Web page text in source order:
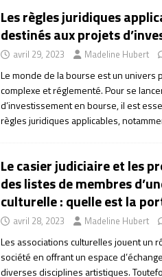
Les règles juridiques
destinés aux projets
avril 29, 2023 Madeline Hubert
Le monde de la bourse est un univers
complexe et réglementé. Pour se
d’investissement en bourse, il est
règles juridiques applicables,
Le casier judiciaire et les
des listes de membres
culturelle : quelle est la
avril 28, 2023 Madeline Hubert
Les associations culturelles jouent un
société en offrant un espace
diverses disciplines artistiques.